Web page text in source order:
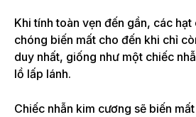
Khi tính toàn vẹn đến gần, các hạt
chóng biến mất cho đến khi chỉ
duy nhất, giống như một chiếc
lồ lấp lánh.
Chiếc nhẫn kim cương sẽ biến